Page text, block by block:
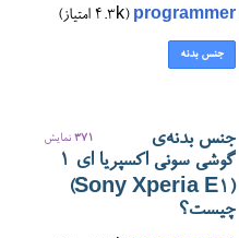
programmer
(
4.3k امتیاز)
جنس بدنه
371 نمایش
جنس بدنه‌ی
گوشی سونی اکسپریا ای ۱
(Sony Xperia E1)
چیست؟